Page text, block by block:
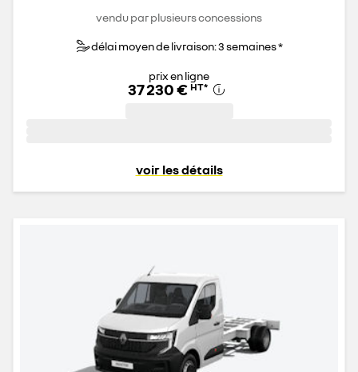
vendu par plusieurs concessions
délai moyen de livraison: 3 semaines *
prix en ligne
37 230 € HT*
voir les détails